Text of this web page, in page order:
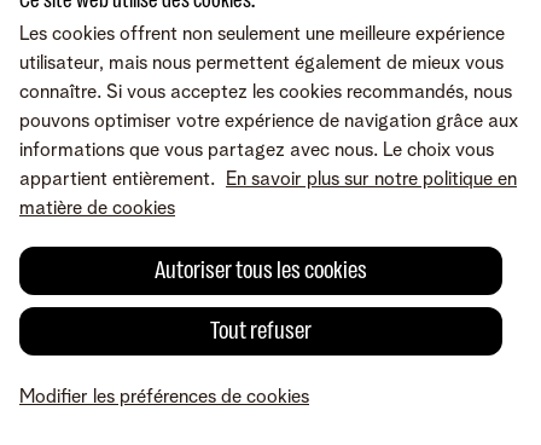
Fibre
Outils digitaux
Amplificateurs wifi
Les appareils
Promos
Modifier mes produits
Sécurité
MyTelenet
MyCloud
FreePhone Business Portal
Telenet pour indépendants
Contactez-nous
Aide en ligne
Demandez une visite
Nos points de vente
Déménager
Tarifs
Notre service clientèle
Retrouvez-nous sur
A propos de Telenet Conditions
rétractation
Modifier les préférences de cookies
Cookie policy
Qualité des services
Accessibilité
© Telenet 2026 - Telenet SRL - Liersesteenweg 4, 2800 Malines -
TVA BE 0473.416.418 - RPM Anvers dep. Malines
Les cookies offrent non seulement une meilleure expérience
utilisateur, mais nous permettent également de mieux vous
connaître. Si vous acceptez les cookies recommandés, nous
pouvons optimiser votre expérience de navigation grâce aux
informations que vous partagez avec nous. Le choix vous
appartient entièrement.
En savoir plus sur notre politique en
matière de cookies
Tout refuser
Autoriser tous les cookies
Modifier les préférences de cookies